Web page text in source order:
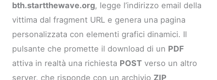
bth.startthewave.org, legge l’indirizzo email della
vittima dal fragment URL e genera una pagina
personalizzata con elementi grafici dinamici. Il
pulsante che promette il download di un PDF
attiva in realtà una richiesta POST verso un altro
server, che risponde con un archivio ZIP